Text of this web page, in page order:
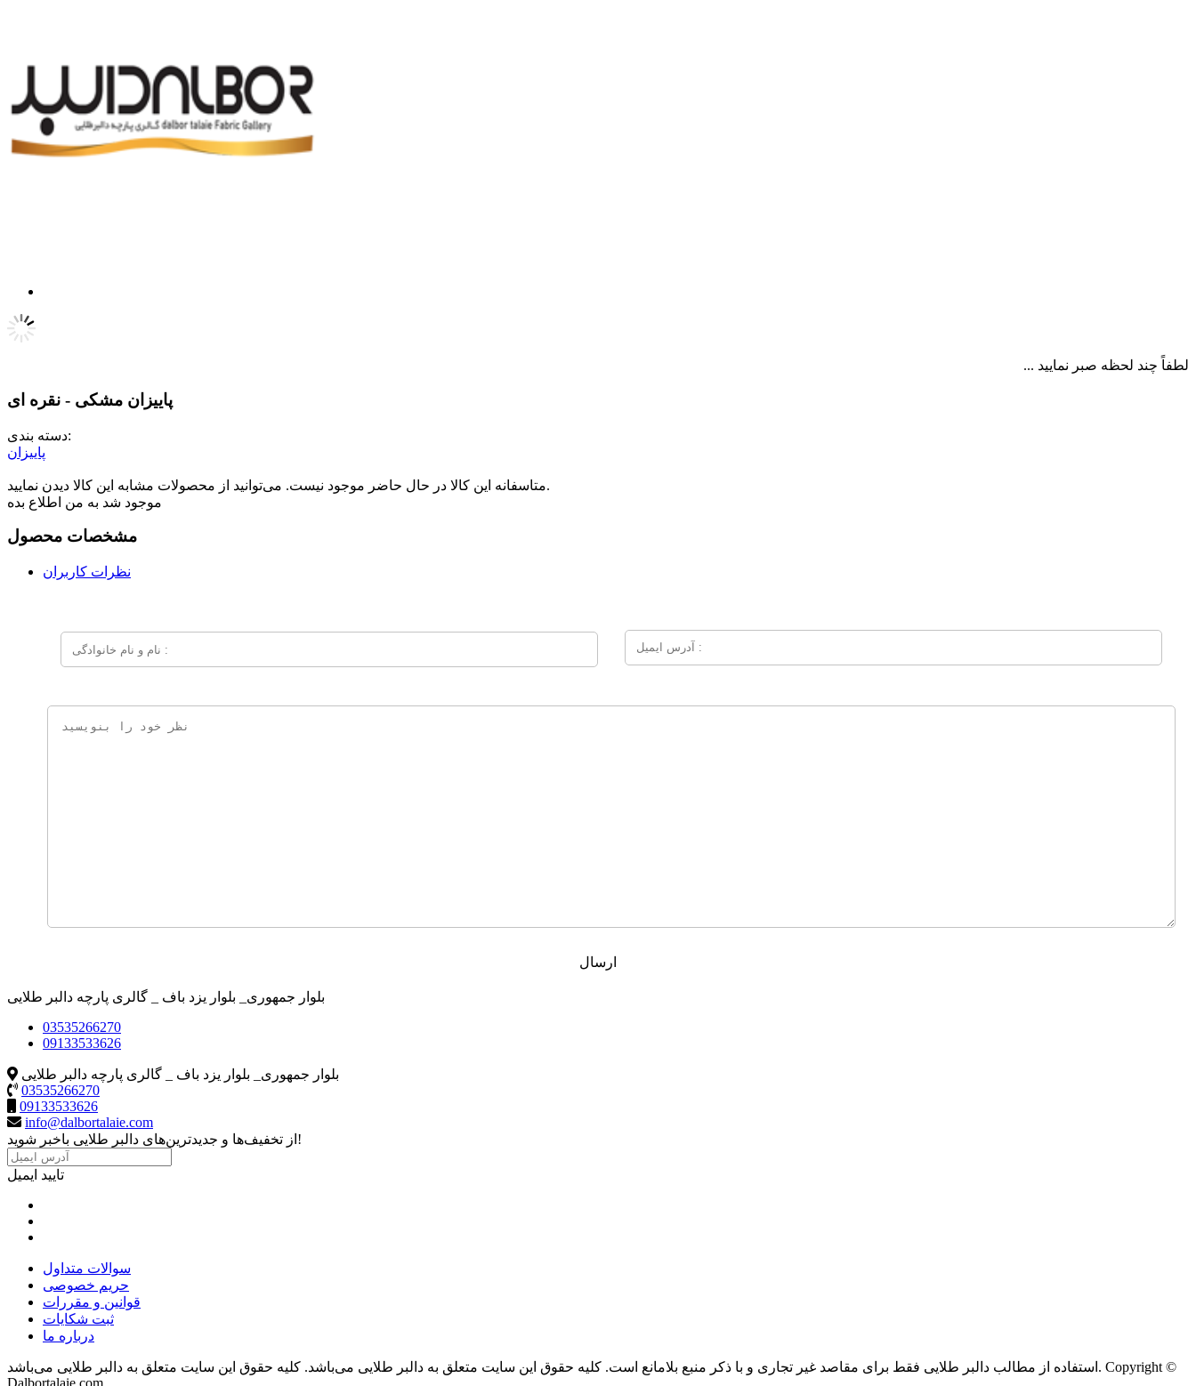
لطفاً چند لحظه صبر نمایید ...
پاییزان مشکی - نقره ای
دسته بندی:
پاییزان
متاسفانه این کالا در حال حاضر موجود نیست. می‌توانید از محصولات مشابه این کالا دیدن نمایید.
موجود شد به من اطلاع بده
مشخصات محصول
نظرات کاربران
ارسال
بلوار جمهوری_ بلوار یزد باف _ گالری پارچه دالبر طلایی
03535266270
09133533626
بلوار جمهوری_ بلوار یزد باف _ گالری پارچه دالبر طلایی
03535266270
09133533626
info@dalbortalaie.com
از تخفیف‌ها و جدیدترین‌های دالبر طلایی باخبر شوید!
تایید ایمیل
سوالات متداول
حریم خصوصی
قوانین و مقررات
ثبت شکایات
درباره ما
استفاده از مطالب دالبر طلایی فقط برای مقاصد غیر تجاری و با ذکر منبع بلامانع است. کليه حقوق اين سايت متعلق به دالبر طلایی می‌باشد. کليه حقوق اين سايت متعلق به دالبر طلایی می‌باشد. Copyright ©
Dalbortalaie.com